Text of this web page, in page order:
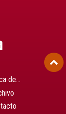
de…